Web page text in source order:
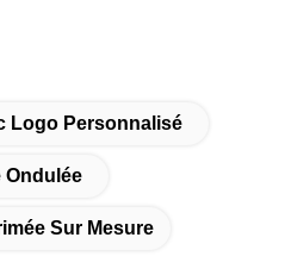
Logo Personnalisé
Ondulée
Sur Mesure